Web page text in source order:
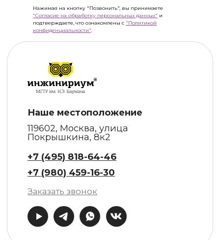
Нажимая на кнопку "Позвонить", вы принимаете
"Согласие на обработку персональных данных" и
подтверждаете, что ознакомлены с "Политикой
конфиденциальности".